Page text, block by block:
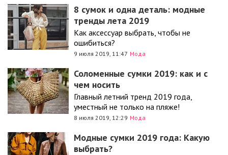
8 сумок и одна деталь: модные
тренды лета 2019
Как аксессуар выбрать, чтобы не
ошибиться?
9 июля 2019, 11:47 Мода
Соломенные сумки 2019: как и с
чем носить
Главный летний тренд 2019 года,
уместный не только на пляже!
8 июля 2019, 12:29 Мода
Модные сумки 2019 года: Какую
выбрать?